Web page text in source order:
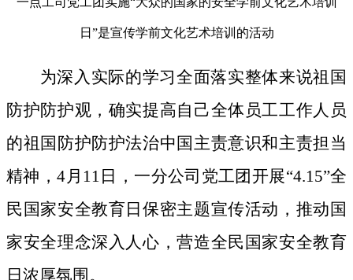
日”是宣传学前文化艺术培训的活动
为深入实际的学习全面落实整体来说祖国
防护防护观，确实提高自己全体员工工作人员
的祖国防护防护法治中国主责意识和主责担当
精神，4月11日，一分公司党工团开展“4.15”全
民国家安全教育日保密主题宣传活动，推动国
家安全理念深入人心，营造全民国家安全教育
日浓厚氛围。